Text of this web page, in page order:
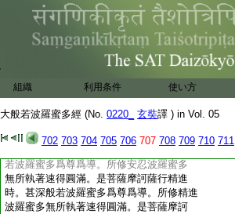
組織 利用条件 使い方
大般若波羅蜜多經 (No. 0220_ 玄奘譯 ) in Vol. 05
702 703 704 705 706 707 708 709 710 711
忍不得忿恚不得行安忍者。行精進時。不得
精進不得懈怠不得行精進者。行靜慮時。不
得靜慮不得散亂不得行靜慮者。行般若時。
不得般若不得惡慧不得行般若者。復次憍
尸迦。菩薩摩訶薩。甚深般若波羅蜜多爲尊
爲導。修習一切波羅蜜多令速圓滿。是菩薩摩
訶薩行布施時。甚深般若波羅蜜多爲尊爲
導。所修布施波羅蜜多無所執著速得圓滿。
是菩薩摩訶薩行淨戒時。甚深般若波羅蜜
多爲尊爲導。所修淨戒波羅蜜多無所執著
若波羅蜜多爲尊爲導。所修安忍波羅蜜多
無所執著速得圓滿。是菩薩摩訶薩行精進
時。甚深般若波羅蜜多爲尊爲導。所修精進
波羅蜜多無所執著速得圓滿。是菩薩摩訶